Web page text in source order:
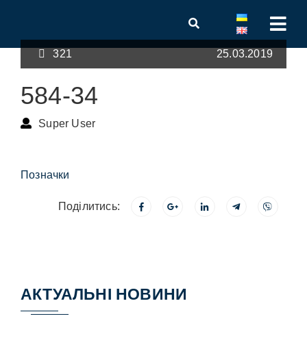
321 25.03.2019
584-34
Super User
Позначки
Поділитись:
АКТУАЛЬНІ НОВИНИ